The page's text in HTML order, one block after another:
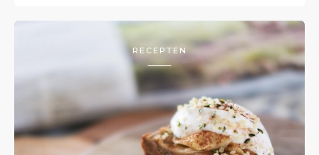
RECEPTEN